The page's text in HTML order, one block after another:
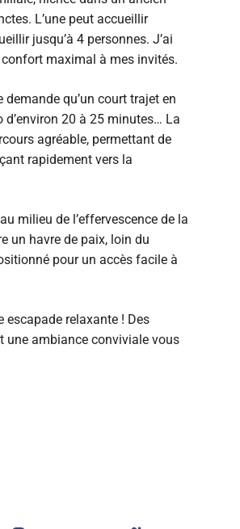
L’une peut accueillir
jusqu’à 4 personnes. J’ai
maximal à mes invités.
qu’un court trajet en
d’environ 20 à 25 minutes… La
agréable, permettant de
rapidement vers la
milieu de l’effervescence de la
un havre de paix, loin du
pour un accès facile à
escapade relaxante ! Des
une ambiance conviviale vous